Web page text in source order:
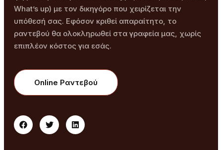
What’s up) με τον δικηγόρο που χειρίζεται την
υπόθεσή σας. Εφόσον κριθεί απαραίτητο, το
ραντεβού θα ολοκληρωθεί στα γραφεία μας, χωρίς
επιπλέον κόστος για εσάς.
Online Ραντεβού